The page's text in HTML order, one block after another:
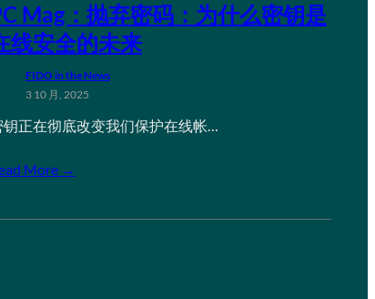
Mag：抛弃密码：为什么密钥是
线安全的未来
FIDO in the News
3 10 月, 2025
钥正在彻底改变我们保护在线帐…
More →